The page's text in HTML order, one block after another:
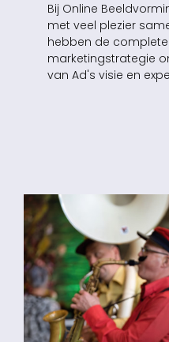
Bij Online
met veel plezier
hebben de
marketingstrategie
van Ad's visie en